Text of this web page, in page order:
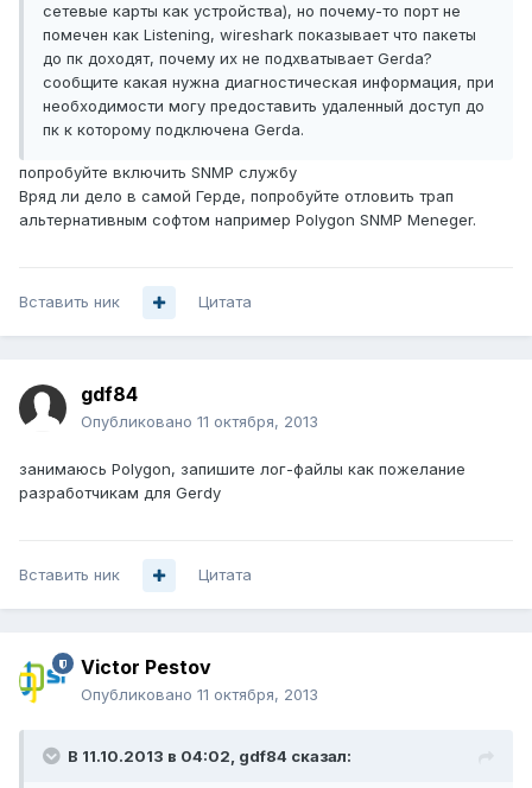
сетевые карты как устройства), но почему-то порт не
помечен как Listening, wireshark показывает что пакеты
до пк доходят, почему их не подхватывает Gerda?
сообщите какая нужна диагностическая информация, при
необходимости могу предоставить удаленный доступ до
пк к которому подключена Gerda.
попробуйте включить SNMP службу
Вряд ли дело в самой Герде, попробуйте отловить трап
альтернативным софтом например Polygon SNMP Meneger.
Вставить ник Цитата
gdf84
Опубликовано 11 октября, 2013
занимаюсь Polygon, запишите лог-файлы как пожелание
разработчикам для Gerdy
Вставить ник Цитата
Victor Pestov
Опубликовано 11 октября, 2013
В 11.10.2013 в 04:02, gdf84 сказал: